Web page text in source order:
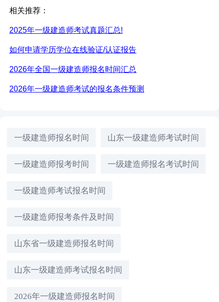
相关推荐：
2025年一级建造师考试真题汇总!
如何申请学历学位在线验证/认证报告
2026年全国一级建造师报名时间汇总
2026年一级建造师考试的报名条件预测
一级建造师报名时间 山东一级建造师考试时间
一级建造师报考时间 一级建造师报名考试时间
一级建造师考试报名时间
一级建造师报考条件及时间
山东省一级建造师报名时间
山东一级建造师考试报名时间
2026年一级建造师报名时间